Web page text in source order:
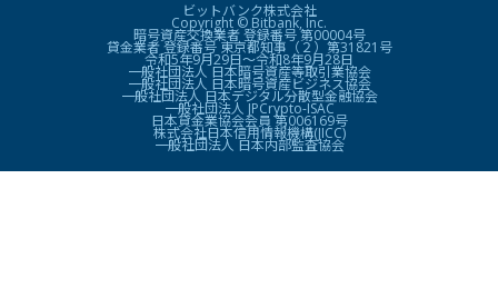
ビットバンク株式会社
Copyright © Bitbank, Inc.
暗号資産交換業者 登録番号 第00004号
貸金業者 登録番号 東京都知事（２）第31821号
令和5年9月29日〜令和8年9月28日
一般社団法人 日本暗号資産等取引業協会
一般社団法人 日本暗号資産ビジネス協会
一般社団法人 日本デジタル分散型金融協会
一般社団法人 JPCrypto-ISAC
日本貸金業協会会員 第006169号
株式会社日本信用情報機構(JICC)
一般社団法人 日本内部監査協会